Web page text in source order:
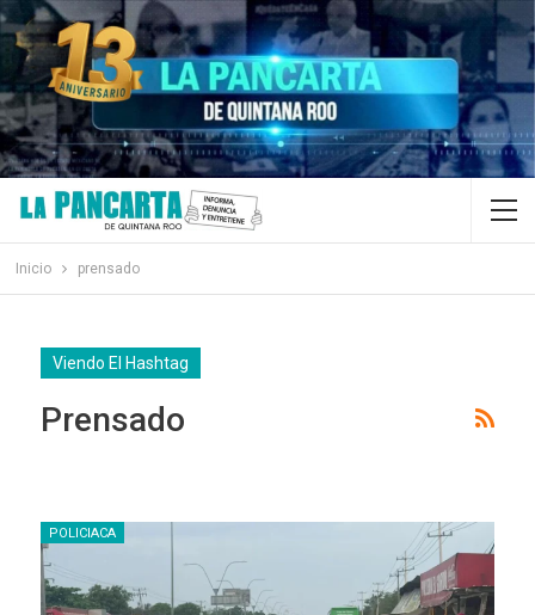
Inicio prensado
Viendo El Hashtag
Prensado
POLICIACA